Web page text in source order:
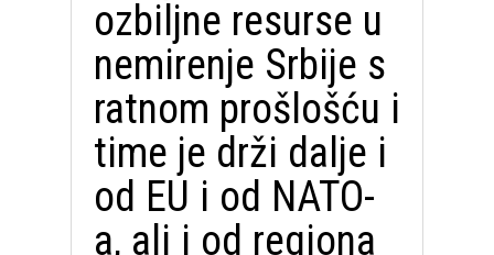
ozbiljne resurse u
nemirenje Srbije s
ratnom prošlošću i
time je drži dalje i
od EU i od NATO-
a, ali i od regiona